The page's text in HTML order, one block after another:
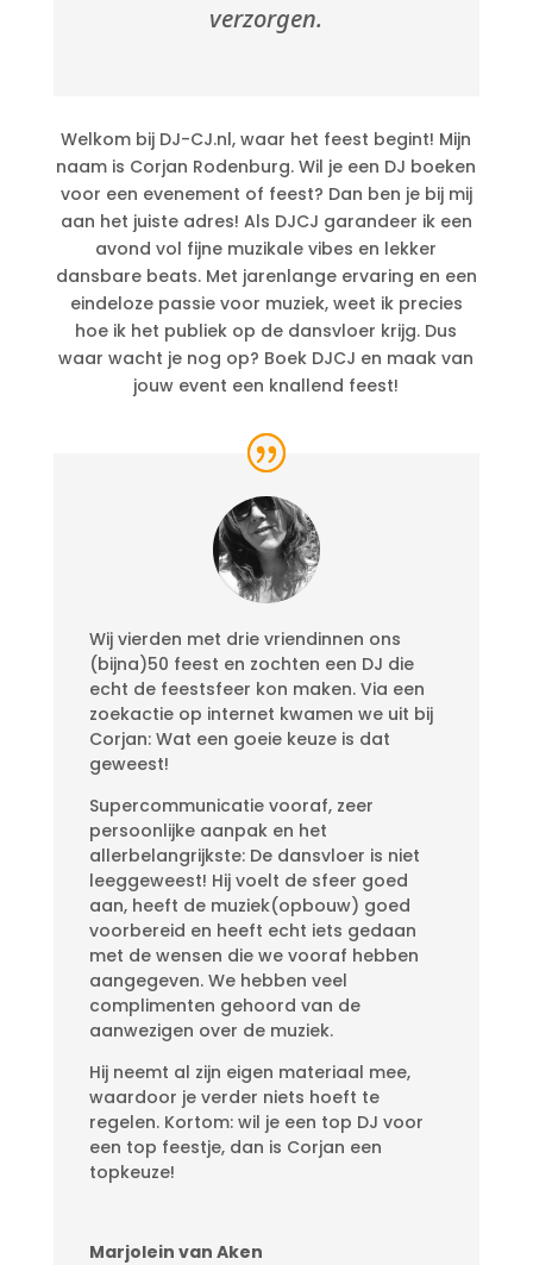
verzorgen.
Welkom bij DJ-CJ.nl, waar het feest begint! Mijn
naam is Corjan Rodenburg. Wil je een DJ boeken
voor een evenement of feest? Dan ben je bij mij
aan het juiste adres! Als DJCJ garandeer ik een
avond vol fijne muzikale vibes en lekker
dansbare beats. Met jarenlange ervaring en een
eindeloze passie voor muziek, weet ik precies
hoe ik het publiek op de dansvloer krijg. Dus
waar wacht je nog op? Boek DJCJ en maak van
jouw event een knallend feest!
Wij vierden met drie vriendinnen ons
(bijna)50 feest en zochten een DJ die
echt de feestsfeer kon maken. Via een
zoekactie op internet kwamen we uit bij
Corjan: Wat een goeie keuze is dat
geweest!
Supercommunicatie vooraf, zeer
persoonlijke aanpak en het
allerbelangrijkste: De dansvloer is niet
leeggeweest! Hij voelt de sfeer goed
aan, heeft de muziek(opbouw) goed
voorbereid en heeft echt iets gedaan
met de wensen die we vooraf hebben
aangegeven. We hebben veel
complimenten gehoord van de
aanwezigen over de muziek.
Hij neemt al zijn eigen materiaal mee,
waardoor je verder niets hoeft te
regelen. Kortom: wil je een top DJ voor
een top feestje, dan is Corjan een
topkeuze!
Marjolein van Aken